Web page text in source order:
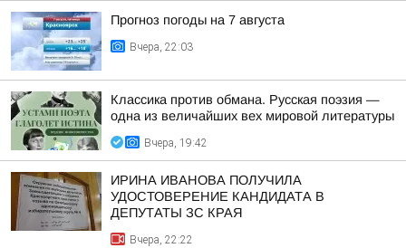
Прогноз погоды на 7 августа
Вчера, 22:03
Классика против обмана. Русская поэзия —
одна из величайших вех мировой литературы
Вчера, 19:42
ИРИНА ИВАНОВА ПОЛУЧИЛА
УДОСТОВЕРЕНИЕ КАНДИДАТА В
ДЕПУТАТЫ ЗС КРАЯ
Вчера, 22:22